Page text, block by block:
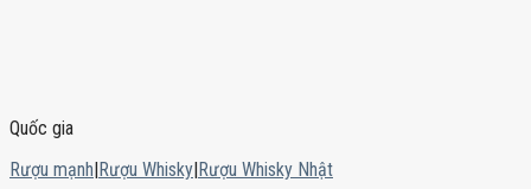
Quốc gia
Rượu mạnh|Rượu Whisky|Rượu Whisky Nhật